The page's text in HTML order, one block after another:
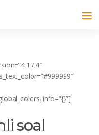
soal